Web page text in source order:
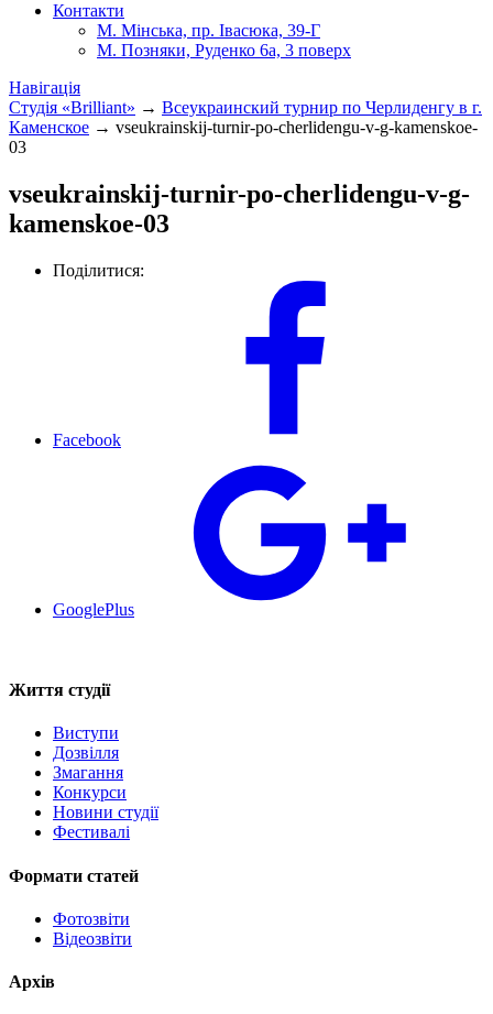
Контакти
М. Мінська, пр. Івасюка, 39-Г
М. Позняки, Руденко 6а, 3 поверх
Навігація
Студія «Brilliant» → Всеукраинский турнир по Черлиденгу в г.
Каменское → vseukrainskij-turnir-po-cherlidengu-v-g-kamenskoe-
03
vseukrainskij-turnir-po-cherlidengu-v-g-
kamenskoe-03
Поділитися:
Facebook
GooglePlus
Життя студії
Виступи
Дозвілля
Змагання
Конкурси
Новини студії
Фестивалі
Формати статей
Фотозвіти
Відеозвіти
Архів